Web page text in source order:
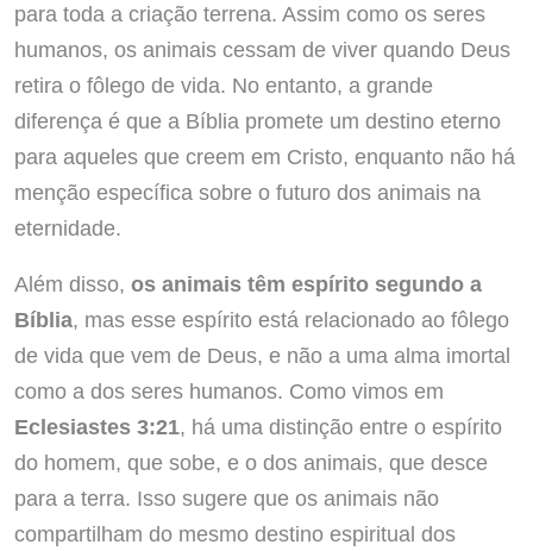
para toda a criação terrena. Assim como os seres
humanos, os animais cessam de viver quando Deus
retira o fôlego de vida. No entanto, a grande
diferença é que a Bíblia promete um destino eterno
para aqueles que creem em Cristo, enquanto não há
menção específica sobre o futuro dos animais na
eternidade.
Além disso, os animais têm espírito segundo a
Bíblia, mas esse espírito está relacionado ao fôlego
de vida que vem de Deus, e não a uma alma imortal
como a dos seres humanos. Como vimos em
Eclesiastes 3:21, há uma distinção entre o espírito
do homem, que sobe, e o dos animais, que desce
para a terra. Isso sugere que os animais não
compartilham do mesmo destino espiritual dos